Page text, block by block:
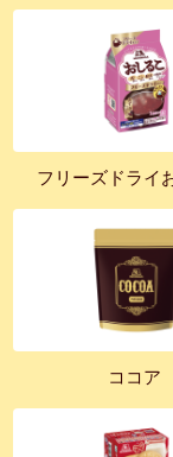
フリーズドライ
ココア